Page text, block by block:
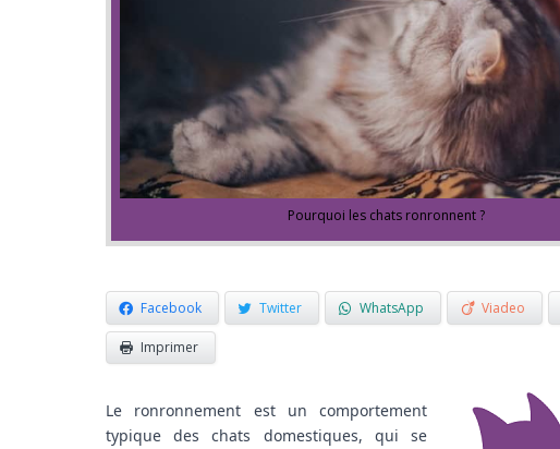
Pourquoi les chats ronronnent ?
Facebook Twitter WhatsApp Viadeo
Imprimer
Le ronronnement est un comportement
typique des chats domestiques, qui se